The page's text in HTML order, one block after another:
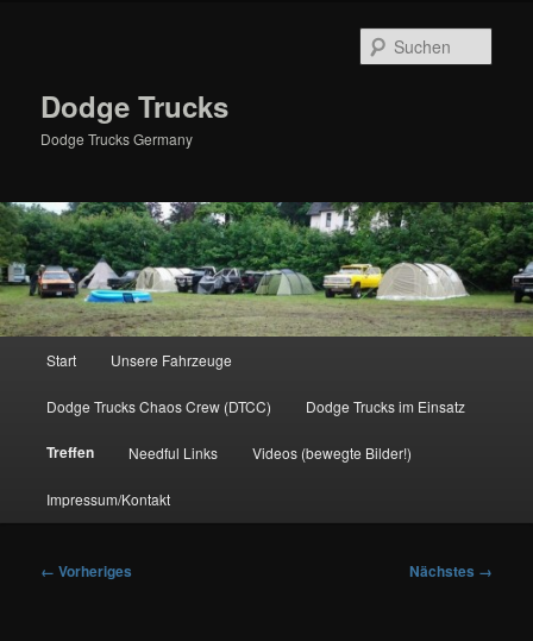
Dodge Trucks
Dodge Trucks Germany
Start Unsere Fahrzeuge
Dodge Trucks Chaos Crew (DTCC) Dodge Trucks im Einsatz
Treffen Needful Links Videos (bewegte Bilder!)
Impressum/Kontakt
Bilder-
← Vorheriges Nächstes →